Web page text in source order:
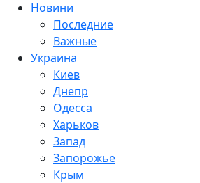
Новини
Последние
Важные
Украина
Киев
Днепр
Одесса
Харьков
Запад
Запорожье
Крым